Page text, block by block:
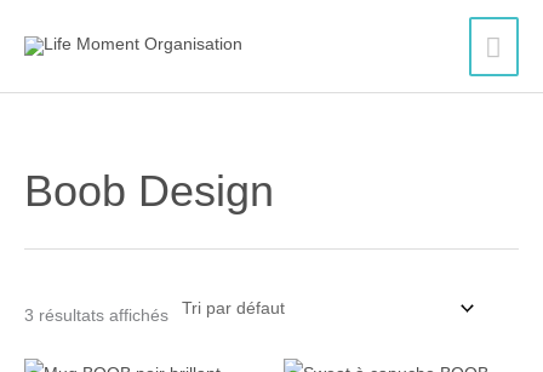
Boob Design
3 résultats affichés
Plage
Plage